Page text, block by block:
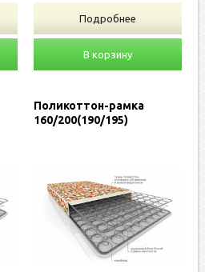
Подробнее
В корзину
Поликоттон-рамка
160/200(190/195)